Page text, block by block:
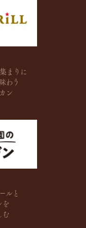
まりに
わう
ン
ルと
を
む